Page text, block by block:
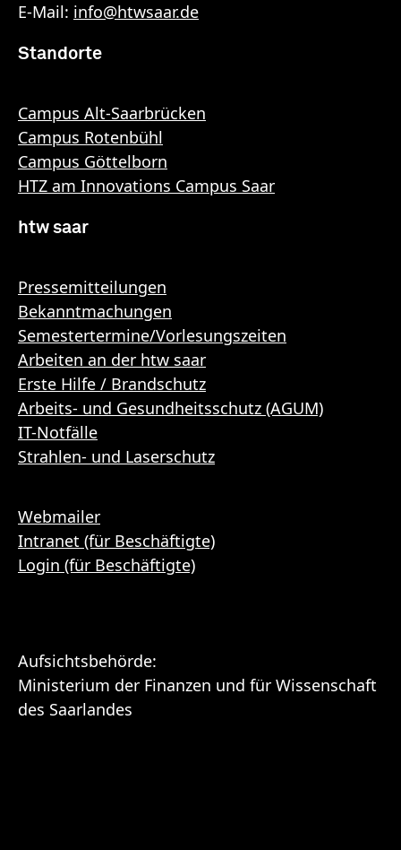
E-Mail: info@htwsaar.de
Standorte
Campus Alt-Saarbrücken
Campus Rotenbühl
Campus Göttelborn
HTZ am Innovations Campus Saar
htw saar
Pressemitteilungen
Bekanntmachungen
Semestertermine/Vorlesungszeiten
Arbeiten an der htw saar
Erste Hilfe / Brandschutz
Arbeits- und Gesundheitsschutz (AGUM)
IT-Notfälle
Strahlen- und Laserschutz
Webmailer
Intranet (für Beschäftigte)
Login (für Beschäftigte)
Aufsichtsbehörde:
Ministerium der Finanzen und für Wissenschaft
des Saarlandes